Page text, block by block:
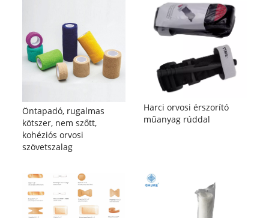
Öntapadó, rugalmas
kötszer, nem szőtt,
kohéziós orvosi
szövetszalag
Harci orvosi érszorító
műanyag rúddal